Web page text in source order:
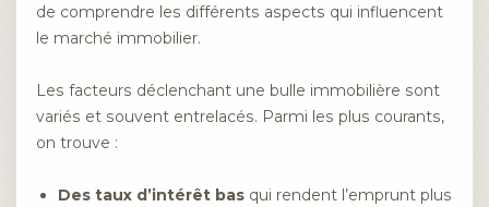
de comprendre les différents aspects qui influencent
le marché immobilier.
Les facteurs déclenchant une bulle immobilière sont
variés et souvent entrelacés. Parmi les plus courants,
on trouve :
Des taux d’intérêt bas qui rendent l’emprunt plus